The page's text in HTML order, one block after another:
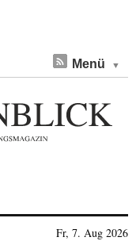
Menü
Fr, 7. Aug 2026